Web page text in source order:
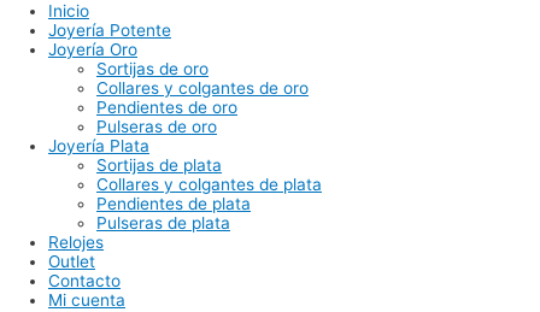
Inicio
Joyería Potente
Joyería Oro
Sortijas de oro
Collares y colgantes de oro
Pendientes de oro
Pulseras de oro
Joyería Plata
Sortijas de plata
Collares y colgantes de plata
Pendientes de plata
Pulseras de plata
Relojes
Outlet
Contacto
Mi cuenta